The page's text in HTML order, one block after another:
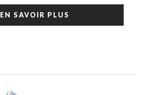
EN SAVOIR PLUS